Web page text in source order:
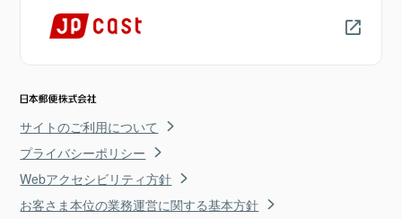
サイトのご利用について
プライバシーポリシー
Webアクセシビリティ方針
お客さま本位の業務運営に関する基本方針